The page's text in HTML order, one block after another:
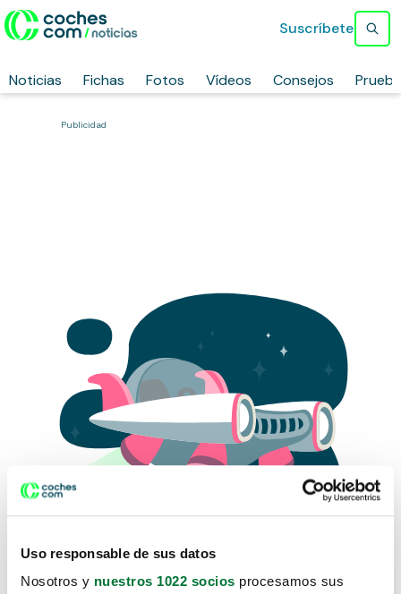
Uso responsable de sus datos
Nosotros y nuestros 1022 socios procesamos sus
Noticias Fichas Fotos Vídeos Consejos
Suscríbete
Publicidad